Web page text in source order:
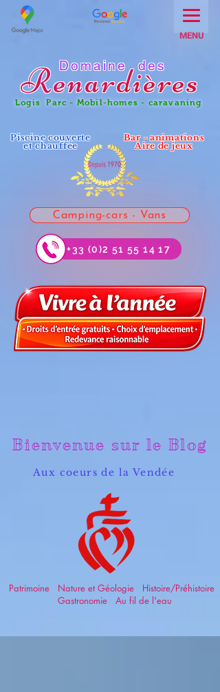
MENU
Domaine des
Renardières
Parc - Mobil-homes - caravaning
Piscine couverte
et chauffée
Bar - animations
Aire de jeux
Camping-cars - Vans
+33 (0)2 51 55 14 17
Bienvenue sur le Blog
Aux coeurs de la Vendée
Patrimoine Nature et Géologie Histoire/Préhistoire
Gastronomie Au fil de l'eau